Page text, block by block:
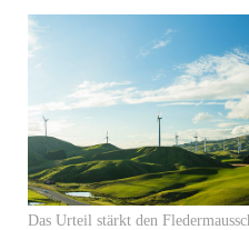
Das Urteil stärkt den